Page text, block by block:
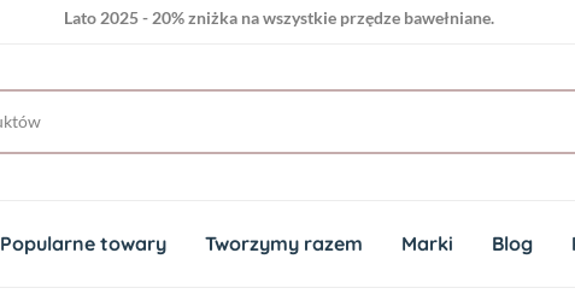
Lato 2025 - 20% zniżka na wszystkie przędze bawełniane.
Popularne towary Tworzymy razem Marki Blog